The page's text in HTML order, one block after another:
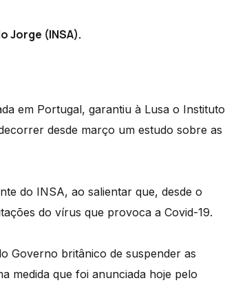
Jorge (INSA).
em Portugal, garantiu à Lusa o Instituto
desde março um estudo sobre as
do INSA, ao salientar que, desde o
do vírus que provoca a Covid-19.
Governo britânico de suspender as
medida que foi anunciada hoje pelo